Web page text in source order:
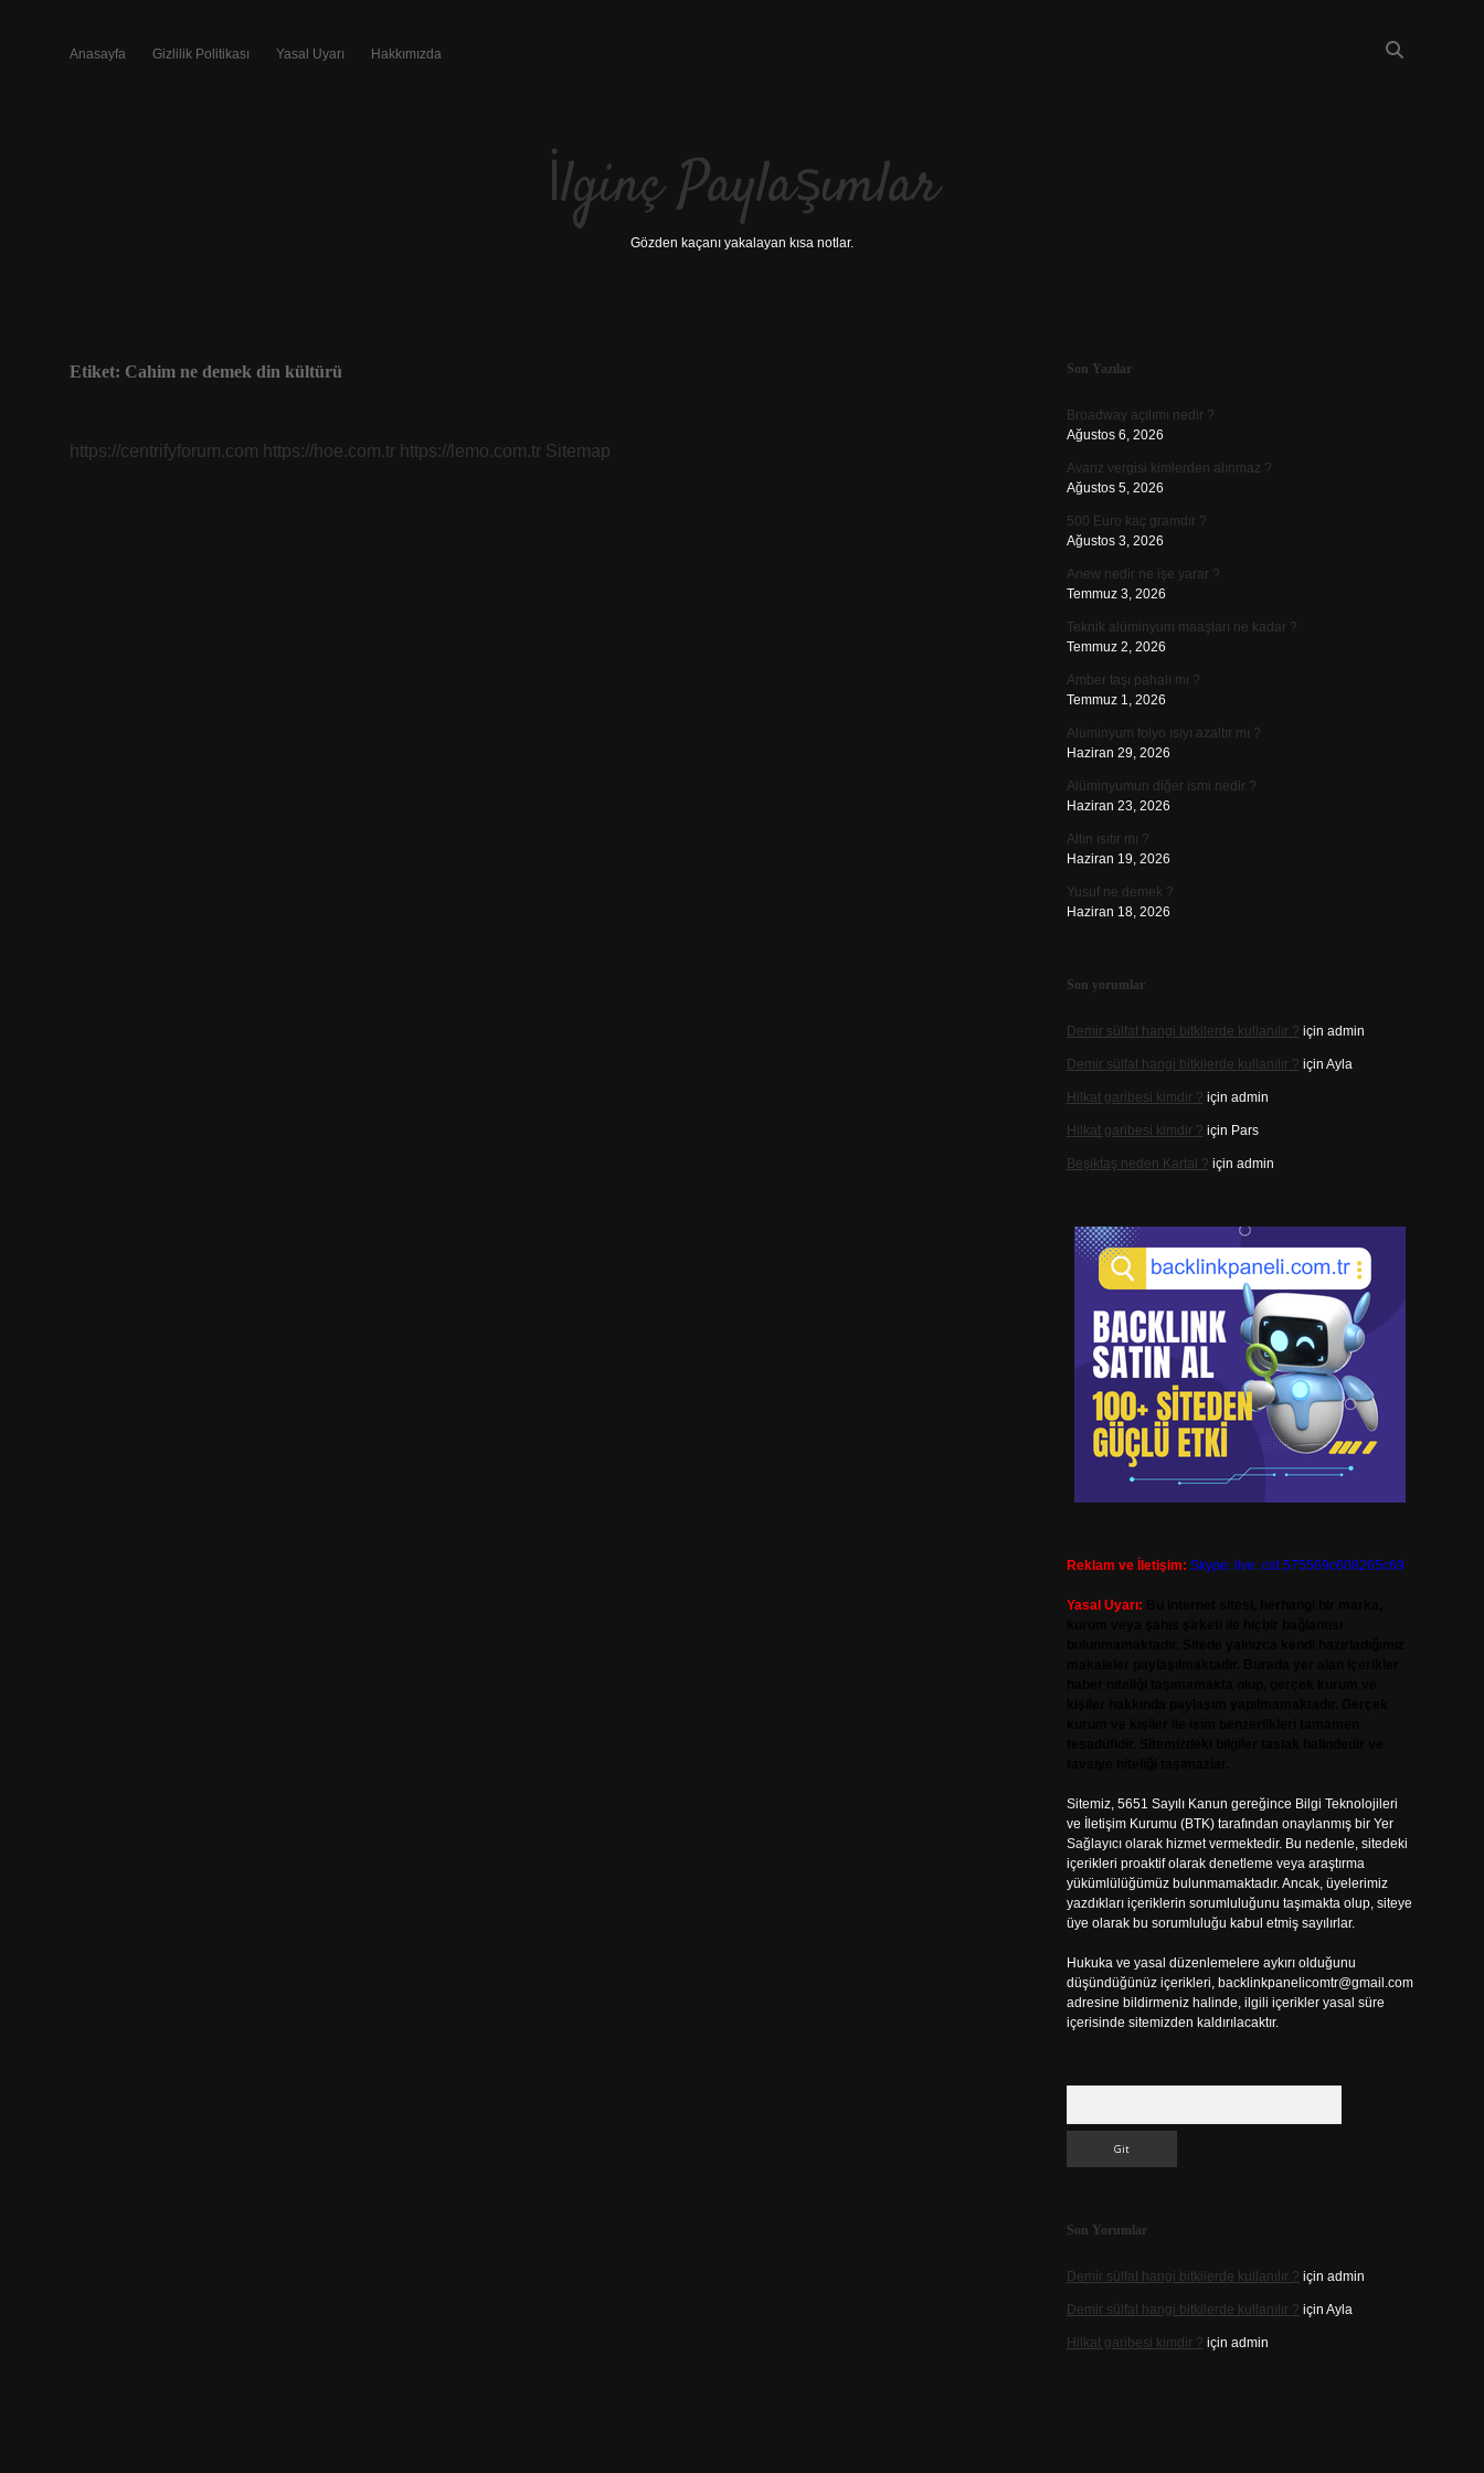
Anasayfa Gizlilik Politikası Yasal Uyarı Hakkımızda
İlginç Paylaşımlar
Gözden kaçanı yakalayan kısa notlar.
Etiket: Cahim ne demek din kültürü
https://centrifyforum.com https://hoe.com.tr https://lemo.com.tr Sitemap
Sidebar
Son Yazılar
Broadway açılımı nedir ?
Ağustos 6, 2026
Avarız vergisi kimlerden alınmaz ?
Ağustos 5, 2026
500 Euro kaç gramdır ?
Ağustos 3, 2026
Anew nedir ne işe yarar ?
Temmuz 3, 2026
Teknik alüminyum maaşları ne kadar ?
Temmuz 2, 2026
Amber taşı pahalı mı ?
Temmuz 1, 2026
Alüminyum folyo ısıyı azaltır mı ?
Haziran 29, 2026
Alüminyumun diğer ismi nedir ?
Haziran 23, 2026
Altın ısıtır mı ?
Haziran 19, 2026
Yusuf ne demek ?
Haziran 18, 2026
Son yorumlar
Demir sülfat hangi bitkilerde kullanılır ? için admin
Demir sülfat hangi bitkilerde kullanılır ? için Ayla
Hilkat garibesi kimdir ? için admin
Hilkat garibesi kimdir ? için Pars
Beşiktaş neden Kartal ? için admin
Reklam ve İletişim: Skype: live:.cid.575569c608265c69
Yasal Uyarı:
Sitemiz, 5651 Sayılı Kanun gereğince Bilgi Teknolojileri
ve İletişim Kurumu (BTK) tarafından onaylanmış bir Yer
Sağlayıcı olarak hizmet vermektedir. Bu nedenle, sitedeki
içerikleri proaktif olarak denetleme veya araştırma
yükümlülüğümüz bulunmamaktadır. Ancak, üyelerimiz
yazdıkları içeriklerin sorumluluğunu taşımakta olup, siteye
üye olarak bu sorumluluğu kabul etmiş sayılırlar.
Hukuka ve yasal düzenlemelere aykırı olduğunu
düşündüğünüz içerikleri, backlinkpanelicomtr@gmail.com
adresine bildirmeniz halinde, ilgili içerikler yasal süre
içerisinde sitemizden kaldırılacaktır.
Son Yorumlar
Demir sülfat hangi bitkilerde kullanılır ? için admin
Demir sülfat hangi bitkilerde kullanılır ? için Ayla
Hilkat garibesi kimdir ? için admin